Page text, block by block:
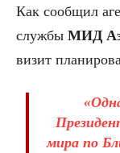
Как сообщил
службы МИД
визит
мира по